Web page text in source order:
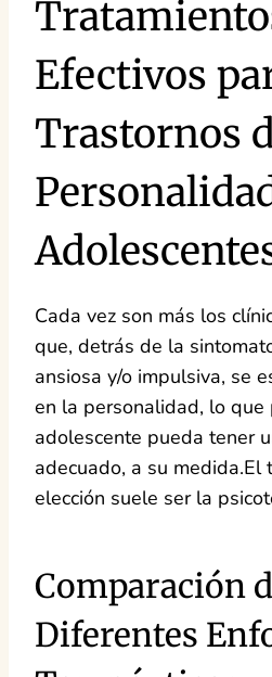
Efectivos
Trastornos
Cada vez son más los
que, detrás de la
ansiosa y/o impulsiva, se
en la personalidad, lo
adolescente pueda tener
adecuado, a su medida.El
elección suele ser la
Comparación
Diferentes